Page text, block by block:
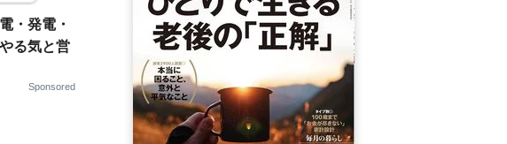
・発電・
る気と営
Sponsored